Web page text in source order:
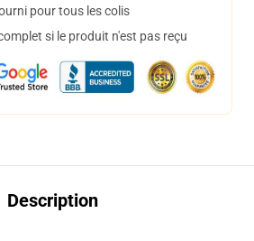
pour tous les colis
si le produit n'est pas reçu
Description